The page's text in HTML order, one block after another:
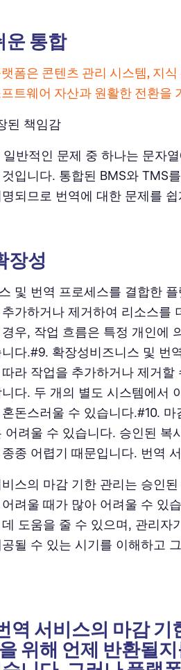
운 통합
폼은 콘텐츠 관리 시스템, 지
트웨어 자산과 원활한 전환을
된 책임감
반적인 문제 중 하나는 문자
입니다. 통합된 BMS와 TMS
되므로 번역에 대한 문제를
장성
및 번역 프로세스를 결합한
가하거나 제거하여 리소스를
경우, 작업 흐름은 특정 개인에
다.#9. 확장성비즈니스 및 번
라 작업을 추가하거나 제거
다. 두 개의 별도 시스템에서
혼돈스러울 수 있습니다.#10.
어려울 수 있습니다. 승인된 복
종 어렵기 때문입니다. 번역
스의 마감 기한 관리는 승인
려울 때가 많아 어려울 수 있
도움을 줄 수 있으며, 관리자
공될 수 있는 시기를 이해하고
역 서비스의 마감
위해 언제 반환될